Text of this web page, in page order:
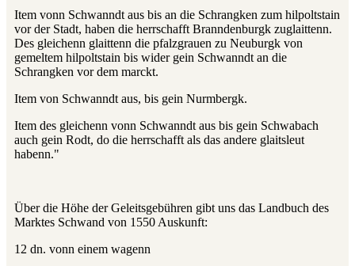
Item vonn Schwanndt aus bis an die Schrangken zum hilpoltstain
vor der Stadt, haben die herrschafft Branndenburgk zuglaittenn.
Des gleichenn glaittenn die pfalzgrauen zu Neuburgk von
gemeltem hilpoltstain bis wider gein Schwanndt an die
Schrangken vor dem marckt.
Item von Schwanndt aus, bis gein Nurmbergk.
Item des gleichenn vonn Schwanndt aus bis gein Schwabach
auch gein Rodt, do die herrschafft als das andere glaitsleut
habenn."
Über die Höhe der Geleitsgebühren gibt uns das Landbuch des
Marktes Schwand von 1550 Auskunft:
12 dn. vonn einem wagenn